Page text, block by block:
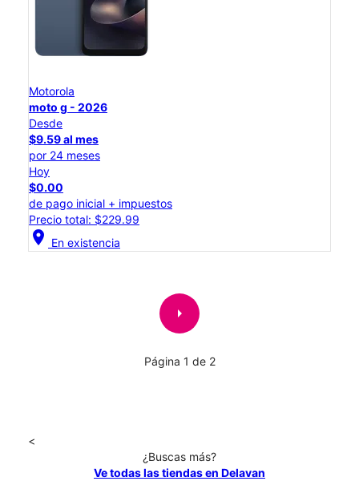
Motorola
moto g - 2026
Desde
$9.59 al mes
por 24 meses
Hoy
$0.00
de pago inicial + impuestos
Precio total: $229.99
location_on En existencia
arrow_right
Página 1 de 2
<
¿Buscas más?
Ve todas las tiendas en Delavan